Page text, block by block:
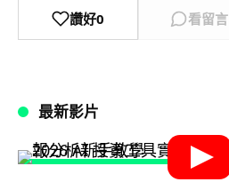
讚好0 看留言
最新影片